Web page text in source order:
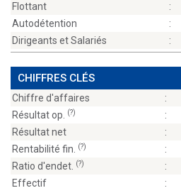
Flottant
:
Autodétention
:
Dirigeants et Salariés
:
CHIFFRES CLÉS
Chiffre d'affaires :
Résultat op.
(?) :
Résultat net
:
Rentabilité fin.
(?) :
Ratio d'endet. (?) :
Effectif
: